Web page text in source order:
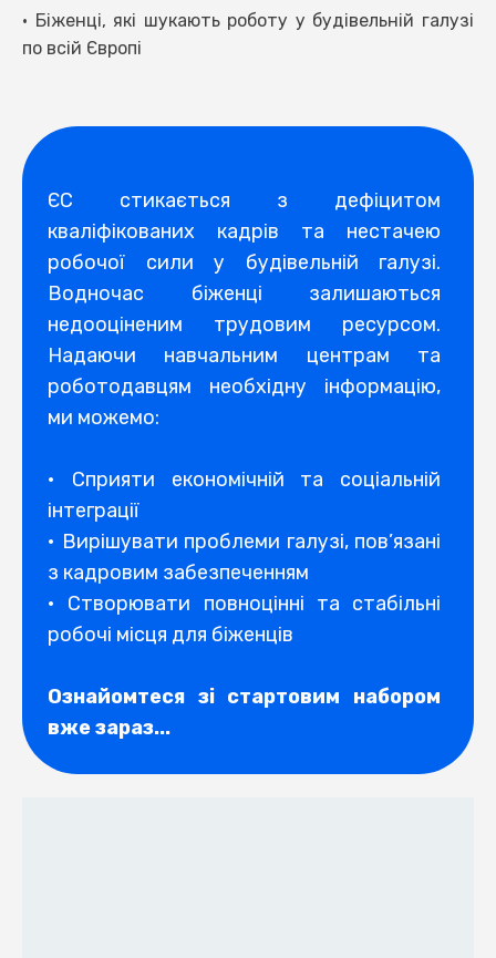
• Біженці, які шукають роботу у будівельній галузі
по всій Європі
ЄС стикається з дефіцитом
кваліфікованих кадрів та нестачею
робочої сили у будівельній галузі.
Водночас біженці залишаються
недооціненим трудовим ресурсом.
Надаючи навчальним центрам та
роботодавцям необхідну інформацію,
ми можемо:
• Сприяти економічній та соціальній
інтеграції
• Вирішувати проблеми галузі, пов’язані
з кадровим забезпеченням
• Створювати повноцінні та стабільні
робочі місця для біженців
Ознайомтеся зі стартовим набором
вже зараз...